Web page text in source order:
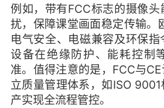
例如，带有FCC标志的摄像
扰，保障课堂画面稳定传输。
电气安全、电磁兼容及环保
设备在绝缘防护、能耗控制
准。值得注意的是，FCC与
立质量管理体系，如ISO
产实现全流程管控。